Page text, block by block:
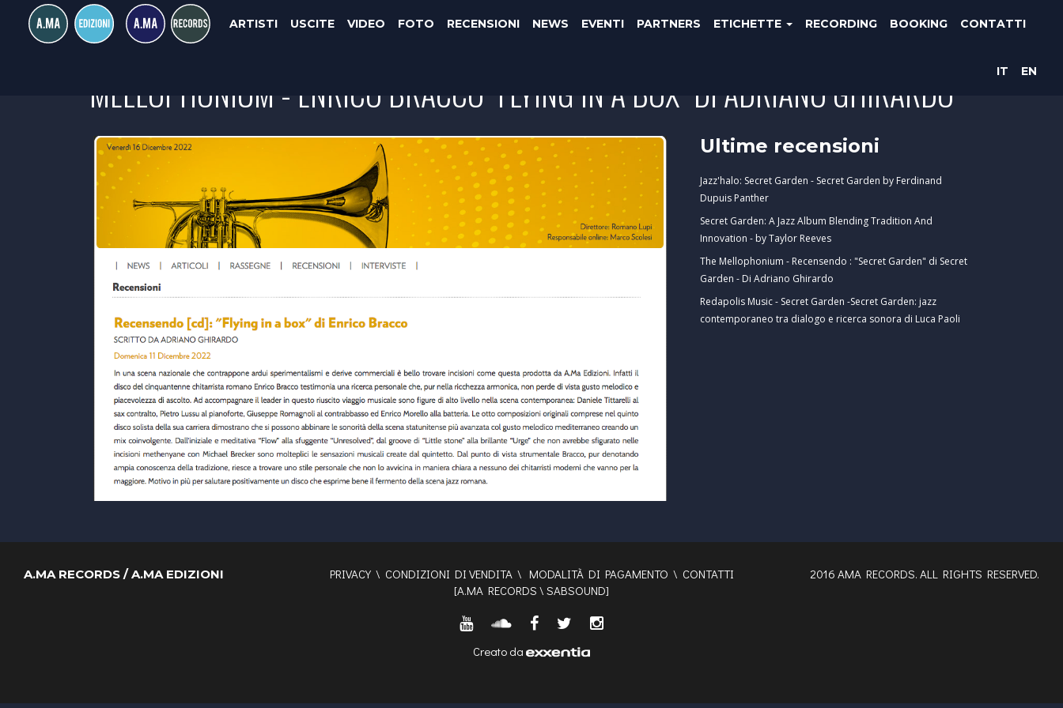
ARTISTI USCITE VIDEO FOTO RECENSIONI NEWS EVENTI PARTNERS ETICHETTE RECORDING BOOKING CONTATTI
IT EN
MELLOPHONIUM - ENRICO BRACCO "FLYING IN A BOX" DI ADRIANO GHIRARDO
Ultime recensioni
Jazz'halo: Secret Garden - Secret Garden by Ferdinand
Dupuis Panther
Secret Garden: A Jazz Album Blending Tradition And
Innovation - by Taylor Reeves
The Mellophonium - Recensendo : "Secret Garden" di Secret
Garden - Di Adriano Ghirardo
Redapolis Music - Secret Garden -Secret Garden: jazz
contemporaneo tra dialogo e ricerca sonora di Luca Paoli
A.MA RECORDS / A.MA EDIZIONI PRIVACY\ CONDIZIONI DI VENDITA \ MODALITÀ DI PAGAMENTO \ CONTATTI
[A.MA RECORDS \ SABSOUND]
2016 AMA RECORDS. ALL RIGHTS RESERVED.
Creato da